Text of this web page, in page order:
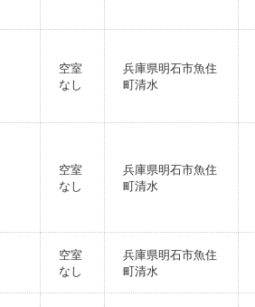
空室
なし
兵庫県明石市魚住
町清水
空室
なし
兵庫県明石市魚住
町清水
空室
なし
兵庫県明石市魚住
町清水